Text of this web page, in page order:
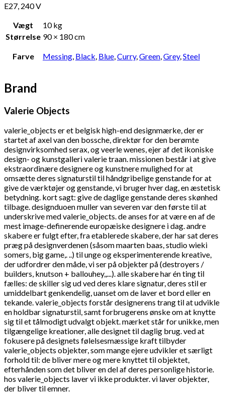
E27, 240 V
Vægt
10 kg
Størrelse 90 × 180 cm
Farve Messing, Black, Blue,Curry,Green,Grey,Steel
Brand
Valerie Objects
valerie_objects er et belgisk high-end designmærke, der er
startet af axel van den bossche, direktør for den berømte
designvirksomhed serax, og veerle wenes, ejer af det ikoniske
design- og kunstgalleri valerie traan. missionen består i at give
ekstraordinære designere og kunstnere mulighed for at
omsætte deres signaturstil til håndgribelige genstande for at
give de værktøjer og genstande, vi bruger hver dag, en æstetisk
betydning. kort sagt: give de daglige genstande deres skønhed
tilbage. designduoen muller van severen var den første til at
underskrive med valerie_objects. de anses for at være en af de
mest image-definerende europæiske designere i dag. andre
skabere er fulgt efter, fra etablerede skabere, der har sat deres
præg på designverdenen (såsom maarten baas, studio wieki
somers, big game,. ..) til unge og eksperimenterende kreative,
der udfordrer den måde, vi ser på objekter på (destroyers /
builders, knutson + ballouhey,,...). alle skabere har én ting til
fælles: de skiller sig ud ved deres klare signatur, deres stil er
umiddelbart genkendelig, uanset om de laver et bord eller en
tekande. valerie_objects forstår designerens trang til at udvikle
en holdbar signaturstil, samt forbrugerens ønske om at knytte
sig til et tålmodigt udvalgt objekt. mærket står for unikke, men
tilgængelige kreationer, alle designet til daglig brug. ved at
fokusere på designets følelsesmæssige kraft tilbyder
valerie_objects objekter, som mange ejere udvikler et særligt
forhold til: de bliver mere og mere knyttet til objektet,
efterhånden som det bliver en del af deres personlige historie.
hos valerie_objects laver vi ikke produkter. vi laver objekter,
der bliver til emner.